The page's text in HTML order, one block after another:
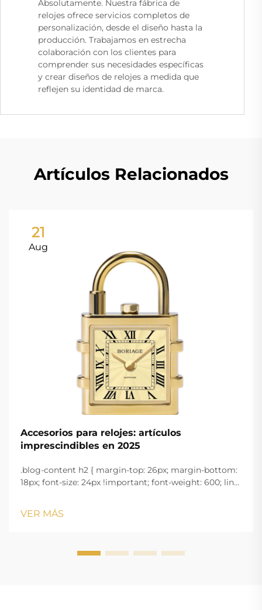
Absolutamente. Nuestra fábrica de
relojes ofrece servicios completos de
personalización, desde el diseño hasta la
producción. Trabajamos en estrecha
colaboración con los clientes para
comprender sus necesidades específicas
y crear diseños de relojes a medida que
reflejen su identidad de marca.
Artículos Relacionados
21
Aug
Accesorios para relojes: artículos
imprescindibles en 2025
.blog-content h2 { margin-top: 26px; margin-bottom:
18px; font-size: 24px !important; font-weight: 600; line-
margin-bottom: 18px; font-size: 20px !important; font-
w...
VER MÁS